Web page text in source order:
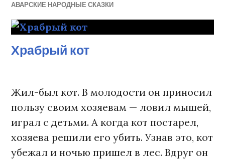
АВАРСКИЕ НАРОДНЫЕ СКАЗКИ
Храбрый кот
Жил-был кот. В молодости он приносил
пользу своим хозяевам — ловил мышей,
играл с детьми. А когда кот постарел,
хозяева решили его убить. Узнав это, кот
убежал и ночью пришел в лес. Вдруг он